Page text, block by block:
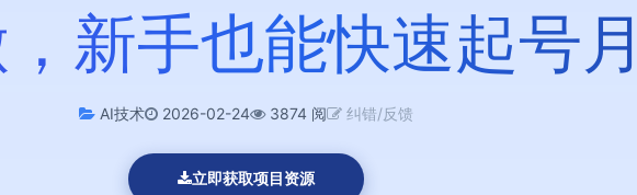
新手也能快速起号
AI技术 2026-02-24 3874 阅 纠错/反馈
立即获取项目资源